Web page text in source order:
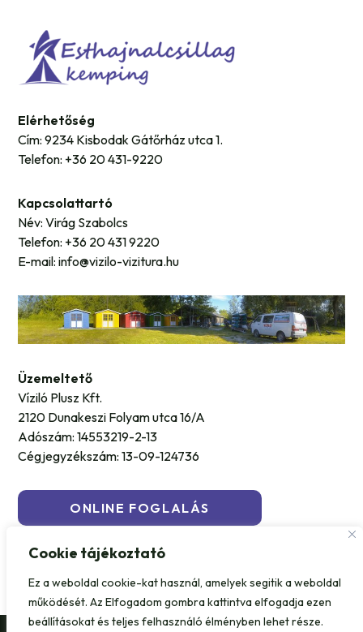
Cookie tájékoztató
Ez a weboldal cookie-kat használ, amelyek segitik a weboldal
működését. Az Elfogadom gombra kattintva elfogadja ezen
beállításokat és teljes felhasználó élményben lehet része.
Elérhetőség
Cím: 9234 Kisbodak Gátőrház utca 1.
Telefon: +36 20 431-9220
Kapcsolattartó
Név: Virág Szabolcs
Telefon: +36 20 431 9220
E-mail: info@vizilo-vizitura.hu
Üzemeltető
Víziló Plusz Kft.
2120 Dunakeszi Folyam utca 16/A
Adószám: 14553219-2-13
Cégjegyzékszám: 13-09-124736
ONLINE FOGLALÁS